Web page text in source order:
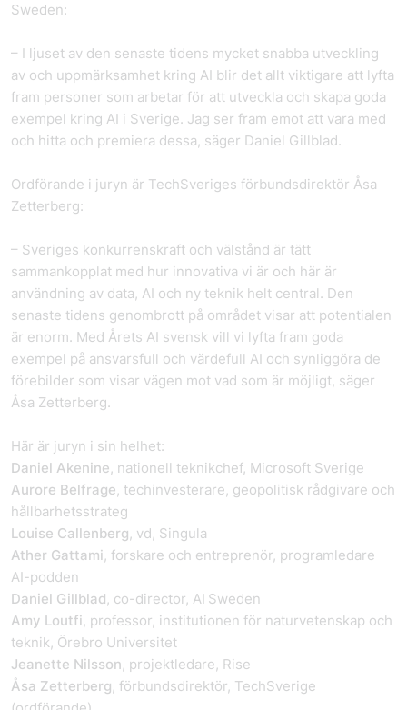
Sweden:
– I ljuset av den senaste tidens mycket snabba utveckling
av och uppmärksamhet kring AI blir det allt viktigare att lyfta
fram personer som arbetar för att utveckla och skapa goda
exempel kring AI i Sverige. Jag ser fram emot att vara med
och hitta och premiera dessa, säger Daniel Gillblad.
Ordförande i juryn är TechSveriges förbundsdirektör Åsa
Zetterberg:
– Sveriges konkurrenskraft och välstånd är tätt
sammankopplat med hur innovativa vi är och här är
användning av data, AI och ny teknik helt central. Den
senaste tidens genombrott på området visar att potentialen
är enorm. Med Årets AI svensk vill vi lyfta fram goda
exempel på ansvarsfull och värdefull AI och synliggöra de
förebilder som visar vägen mot vad som är möjligt, säger
Åsa Zetterberg.
Här är juryn i sin helhet:
Daniel Akenine, nationell teknikchef, Microsoft Sverige
Aurore Belfrage, techinvesterare, geopolitisk rådgivare och
hållbarhetsstrateg
Louise Callenberg, vd, Singula
Ather Gattami, forskare och entreprenör, programledare
AI-podden
Daniel Gillblad, co-director, AI Sweden
Amy Loutfi, professor, institutionen för naturvetenskap och
teknik, Örebro Universitet
Jeanette Nilsson, projektledare, Rise
Åsa Zetterberg, förbundsdirektör, TechSverige